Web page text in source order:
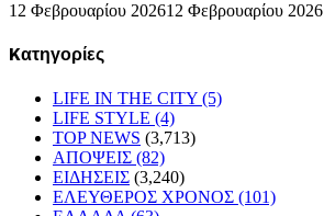
12 Φεβρουαρίου 202612 Φεβρουαρίου 2026
Kατηγορίες
LIFE IN THE CITY (5)
LIFE STYLE (4)
TOP NEWS (3,713)
ΑΠΟΨΕΙΣ (82)
ΕΙΔΗΣΕΙΣ (3,240)
ΕΛΕΥΘΕΡΟΣ ΧΡΟΝΟΣ (101)